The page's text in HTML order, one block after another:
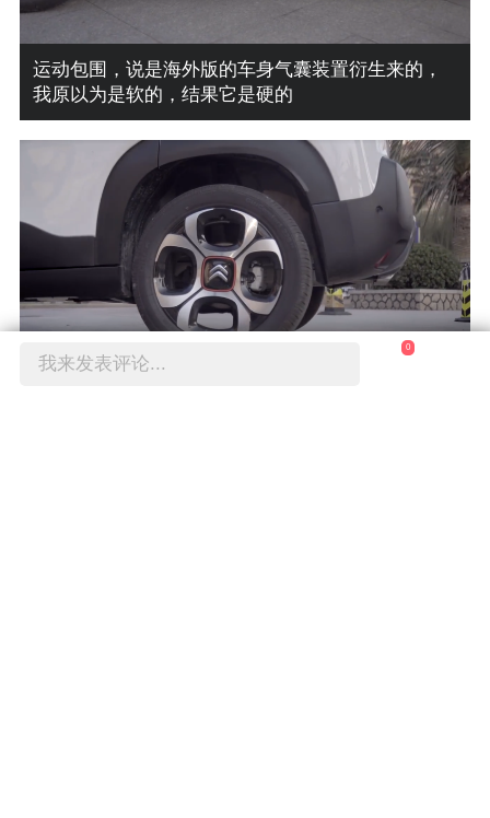
分体式大灯木有给LED，不是村头最亮的车，夜晚
的光它比较暗淡
我来发表评论...
0